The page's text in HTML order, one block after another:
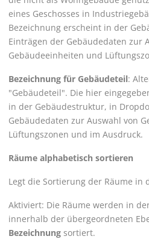
eines Geschosses in
Bezeichnung erscheint in der
Einträgen der Gebäudedaten zur
Gebäudeeinheiten und
Bezeichnung für Gebäudeteil:
"Gebäudeteil". Die hier
in der Gebäudestruktur, in
Gebäudedaten zur Auswahl von
Lüftungszonen und im Ausdruck.
Räume alphabetisch sortieren
Legt die Sortierung der Räume in
Aktiviert: Die Räume werden in
innerhalb der übergeordneten
Bezeichnung sortiert.